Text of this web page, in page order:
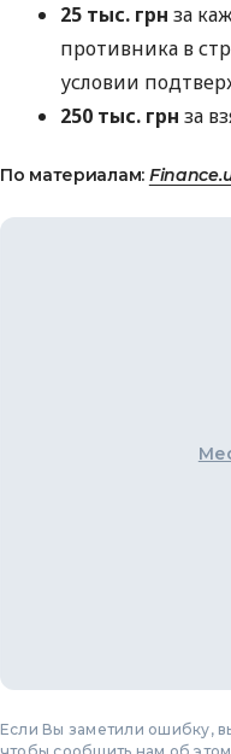
25 тыс. грн за
противника в
условии
250 тыс. грн за
По материалам:
Если Вы заметили ошибку,